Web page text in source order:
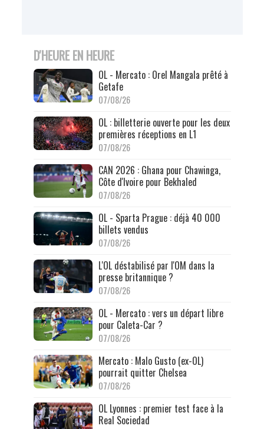
D'HEURE EN HEURE
OL - Mercato : Orel Mangala prêté à
Getafe
07/08/26
OL : billetterie ouverte pour les deux
premières réceptions en L1
07/08/26
CAN 2026 : Ghana pour Chawinga,
Côte d'Ivoire pour Bekhaled
07/08/26
OL - Sparta Prague : déjà 40 000
billets vendus
07/08/26
L'OL déstabilisé par l'OM dans la
presse britannique ?
07/08/26
OL - Mercato : vers un départ libre
pour Caleta-Car ?
07/08/26
Mercato : Malo Gusto (ex-OL)
pourrait quitter Chelsea
07/08/26
OL Lyonnes : premier test face à la
Real Sociedad